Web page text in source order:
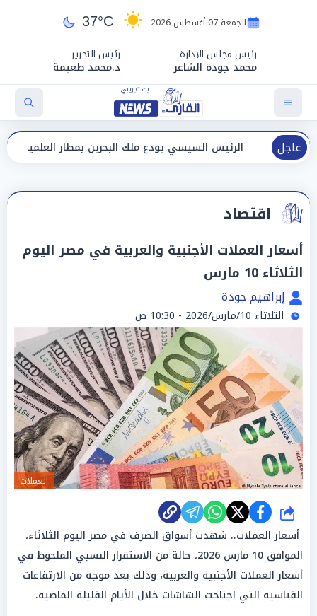
الجمعة 07 أغسطس 2026 37°C
رئيس مجلس الإدارة
محمد جودة الشاعر
رئيس التحرير
د.محمد طعيمة
عاجل
الرئيس السيسي يودع ملك البحرين بمطار العلمين بعد انتهاء
اقتصاد
أسعار العملات الأجنبية والعربية في مصر اليوم
الثلاثاء 10 مارس
إبراهيم جودة
الثلاثاء 10/مارس/2026 - 10:30 ص
العملات
شارك
أسعار العملات.. شهدت أسواق الصرف في مصر اليوم الثلاثاء،
الموافق 10 مارس 2026، حالة من الاستقرار النسبي الملحوظ في
أسعار العملات الأجنبية والعربية، وذلك بعد موجة من الارتفاعات
القياسية التي اجتاحت الشاشات خلال الأيام القليلة الماضية.